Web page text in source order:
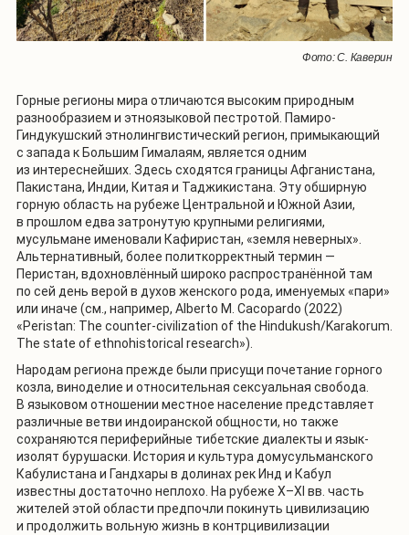
Фото: С. Каверин
Горные регионы мира отличаются высоким природным
разнообразием и этноязыковой пестротой. Памиро-
Гиндукушский этнолингвистический регион, примыкающий
с запада к Большим Гималаям, является одним
из интереснейших. Здесь сходятся границы Афганистана,
Пакистана, Индии, Китая и Таджикистана. Эту обширную
горную область на рубеже Центральной и Южной Азии,
в прошлом едва затронутую крупными религиями,
мусульмане именовали Кафиристан, «земля неверных».
Альтернативный, более политкорректный термин —
Перистан, вдохновлённый широко распространённой там
по сей день верой в духов женского рода, именуемых «пари»
или иначе (см., например, Alberto M. Cacopardo (2022)
«Peristan: The counter-civilization of the Hindukush/Karakorum.
The state of ethnohistorical research»).
Народам региона прежде были присущи почетание горного
козла, виноделие и относительная сексуальная свобода.
В языковом отношении местное население представляет
различные ветви индоиранской общности, но также
сохраняются периферийные тибетские диалекты и язык-
изолят бурушаски. История и культура домусульманского
Кабулистана и Гандхары в долинах рек Инд и Кабул
известны достаточно неплохо. На рубеже X–XI вв. часть
жителей этой области предпочли покинуть цивилизацию
и продолжить вольную жизнь в контрцивилизации